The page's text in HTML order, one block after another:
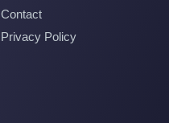
Contact
Privacy Policy